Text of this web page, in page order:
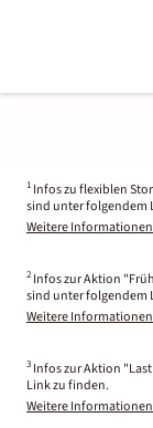
1 Infos zu flexiblen
sind unter folgendem
Weitere Informationen
2 Infos zur Aktion
sind unter folgendem
Weitere Informationen
3 Infos zur Aktion
Link zu finden.
Weitere Informationen